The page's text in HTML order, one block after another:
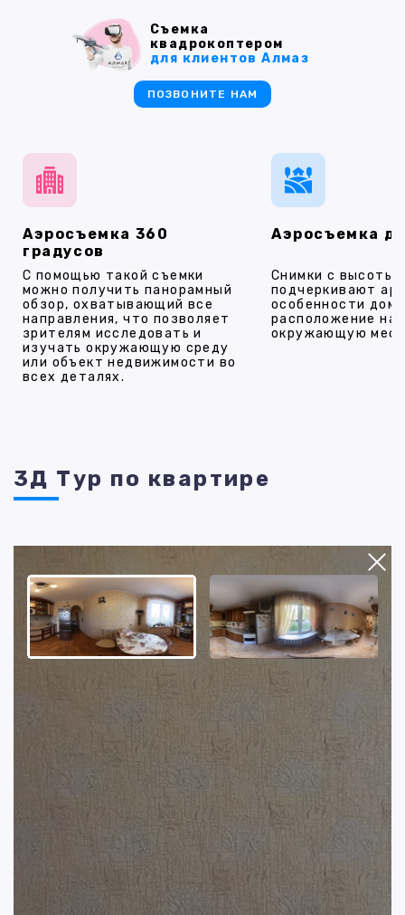
Аэросъемка 360
градусов
С помощью такой съемки
можно получить панорамный
обзор, охватывающий все
направления, что позволяет
зрителям исследовать и
изучать окружающую среду
или объект недвижимости во
всех деталях.
Аэросъемка
Снимки с высоты
подчеркивают
особенности
расположение на
окружающую
Съемка
квадрокоптером
для клиентов Алмаз
ПОЗВОНИТЕ НАМ
3Д Тур по квартире